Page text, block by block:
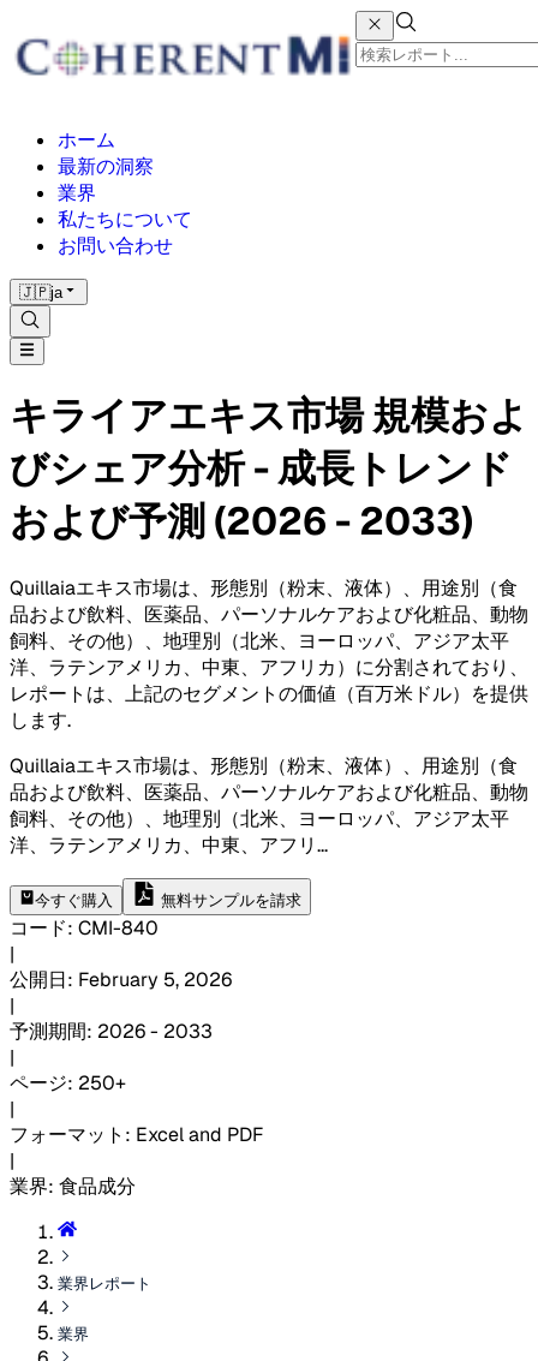
ホーム
最新の洞察
業界
私たちについて
お問い合わせ
🇯🇵ja
キライアエキス市場 規模およ
びシェア分析 - 成長トレンド
および予測 (2026 - 2033)
Quillaiaエキス市場は、形態別（粉末、液体）、用途別（食
品および飲料、医薬品、パーソナルケアおよび化粧品、動物
飼料、その他）、地理別（北米、ヨーロッパ、アジア太平
洋、ラテンアメリカ、中東、アフリカ）に分割されており、
レポートは、上記のセグメントの価値（百万米ドル）を提供
します.
Quillaiaエキス市場は、形態別（粉末、液体）、用途別（食
品および飲料、医薬品、パーソナルケアおよび化粧品、動物
飼料、その他）、地理別（北米、ヨーロッパ、アジア太平
洋、ラテンアメリカ、中東、アフリ...
今すぐ購入 無料サンプルを請求
コード: CMI-840
|
公開日: February 5, 2026
|
予測期間: 2026 - 2033
|
ページ: 250+
|
フォーマット : Excel and PDF
|
業界: 食品成分
業界レポート
業界